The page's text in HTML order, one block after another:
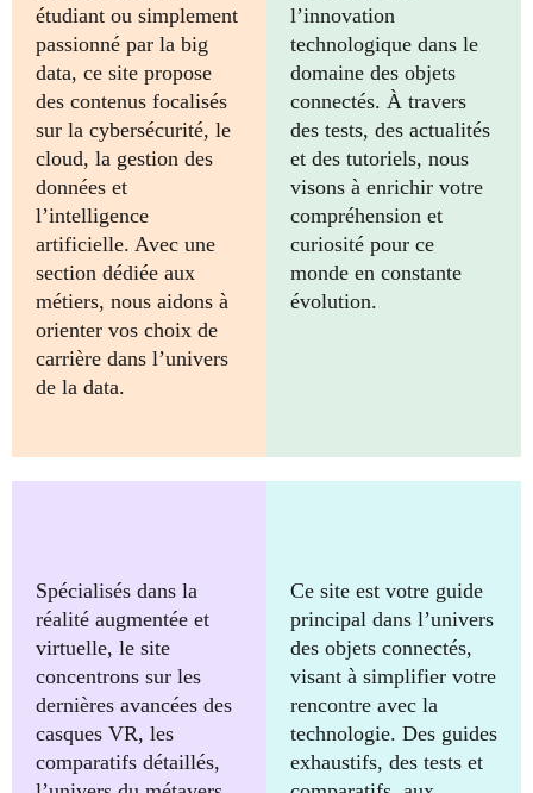
étudiant ou simplement
passionné par la big
data, ce site propose
des contenus focalisés
sur la cybersécurité, le
cloud, la gestion des
données et
l’intelligence
artificielle. Avec une
section dédiée aux
métiers, nous aidons à
orienter vos choix de
carrière dans l’univers
de la data.
l’innovation
technologique dans le
domaine des objets
connectés. À travers
des tests, des actualités
et des tutoriels, nous
visons à enrichir votre
compréhension et
curiosité pour ce
monde en constante
évolution.
Spécialisés dans la
réalité augmentée et
virtuelle, le site
concentrons sur les
dernières avancées des
casques VR, les
comparatifs détaillés,
Ce site est votre guide
principal dans l’univers
des objets connectés,
visant à simplifier votre
rencontre avec la
technologie. Des guides
exhaustifs, des tests et